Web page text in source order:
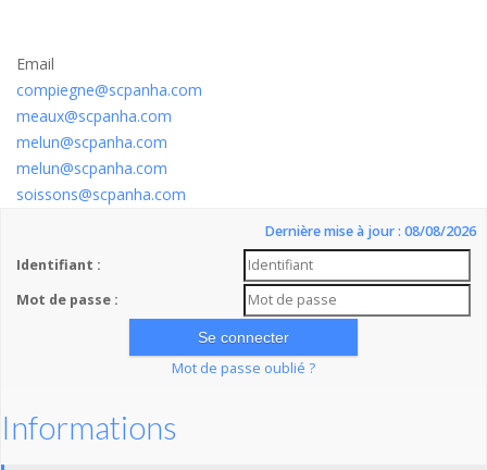
Email
compiegne@scpanha.com
meaux@scpanha.com
melun@scpanha.com
melun@scpanha.com
soissons@scpanha.com
Dernière mise à jour : 08/08/2026
Identifiant :
Mot de passe :
Mot de passe oublié ?
Informations